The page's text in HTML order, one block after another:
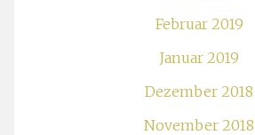
Februar 2019
Januar 2019
Dezember 2018
November 2018